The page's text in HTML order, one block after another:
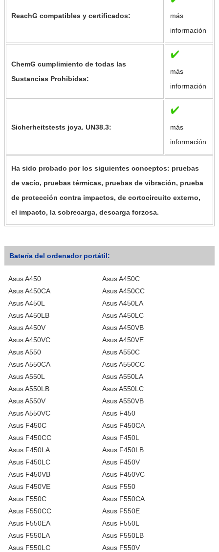
ReachG compatibles y certificados:
más
información
ChemG cumplimiento de todas las
Sustancias Prohibidas:
más
información
Sicherheitstests joya. UN38.3:
más
información
Ha sido probado por los siguientes conceptos: pruebas
de vacío, pruebas térmicas, pruebas de vibración, prueba
de protección contra impactos, de cortocircuito externo,
el impacto, la sobrecarga, descarga forzosa.
Batería del ordenador portátil:
Asus A450
Asus A450C
Asus A450CA
Asus A450CC
Asus A450L
Asus A450LA
Asus A450LB
Asus A450LC
Asus A450V
Asus A450VB
Asus A450VC
Asus A450VE
Asus A550
Asus A550C
Asus A550CA
Asus A550CC
Asus A550L
Asus A550LA
Asus A550LB
Asus A550LC
Asus A550V
Asus A550VB
Asus A550VC
Asus F450
Asus F450C
Asus F450CA
Asus F450CC
Asus F450L
Asus F450LA
Asus F450LB
Asus F450LC
Asus F450V
Asus F450VB
Asus F450VC
Asus F450VE
Asus F550
Asus F550C
Asus F550CA
Asus F550CC
Asus F550E
Asus F550EA
Asus F550L
Asus F550LA
Asus F550LB
Asus F550LC
Asus F550V